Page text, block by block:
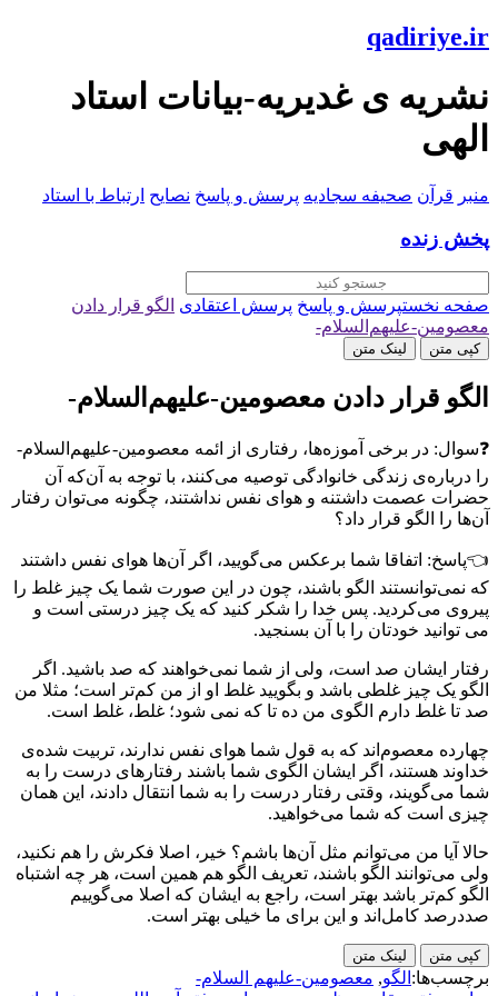
qadiriye.ir
نشریه ی غدیریه-بیانات استاد
الهی
منبر قرآن صحیفه سجادیه پرسش و پاسخ نصایح ارتباط با استاد
پخش زنده
صفحه نخستپرسش و پاسخ پرسش اعتقادی الگو قرار دادن
معصومین-علیهم‌السلام-
کپی متن لینک متن
الگو قرار دادن معصومین-علیهم‌السلام-
❓سوال: در برخی آموزه‌ها، رفتاری از ائمه معصومین-علیهم‌السلام-
را درباره‌ی زندگی خانوادگی توصیه می‌کنند، با توجه به آن‌که آن
حضرات عصمت داشتنه و هوای نفس نداشتند، چگونه می‌توان رفتار
آن‌ها را الگو قرار داد؟
👈پاسخ: اتفاقا شما برعکس می‌گویید، اگر آن‌ها هوای نفس داشتند
که نمی‌توانستند الگو باشند، چون در این صورت شما یک چیز غلط را
پیروی می‌کردید. پس خدا را شکر کنید که یک چیز درستی است و
می توانید خودتان را با آن بسنجید.
رفتار ایشان صد است، ولی از شما نمی‌خواهند که صد باشید. اگر
الگو یک چیز غلطی باشد و بگویید غلط او از من کم‌تر است؛ مثلا من
صد تا غلط دارم الگوی من ده تا که نمی شود؛ غلط، غلط است.
چهارده معصوم‌اند که به قول شما هوای نفس ندارند، تربیت شده‌ی
خداوند هستند، اگر ایشان الگوی شما باشند رفتارهای درست را به
شما می‌گویند، وقتی رفتار درست را به شما انتقال دادند، این همان
چیزی است که شما می‌خواهید.
حالا آیا من می‌توانم مثل آن‌ها باشم؟ خیر، اصلا فکرش را هم نکنید،
ولی می‌توانند الگو باشند، تعریف الگو هم همین است، هر چه اشتباه
الگو کم‌تر باشد بهتر است، راجع به ایشان که اصلا می‌گوییم
صددرصد کامل‌اند و این برای ما خیلی بهتر است.
کپی متن لینک متن
برچسب‌ها: الگو, معصومین-علیهم السلام-